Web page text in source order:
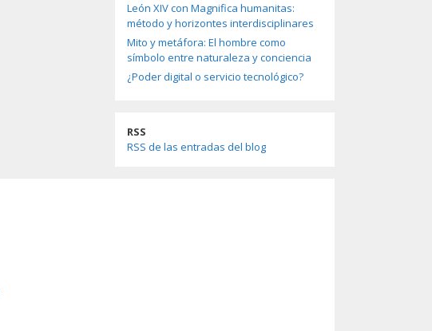
León XIV con Magnifica humanitas:
método y horizontes interdisciplinares
Mito y metáfora: El hombre como
símbolo entre naturaleza y conciencia
¿Poder digital o servicio tecnológico?
RSS
RSS de las entradas del blog